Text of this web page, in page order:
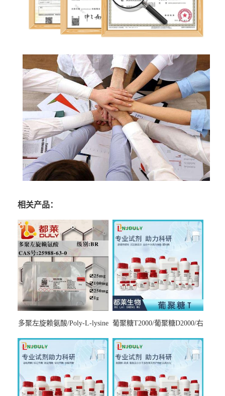
相关产品：
多聚左旋赖氨酸/Poly-L-lysine
7000，分子量7000-15000，分
子量2万～4万，分子量3～7
万，分子量7～15万，分子量
15～30万
葡聚糖T2000/葡聚糖D2000/右